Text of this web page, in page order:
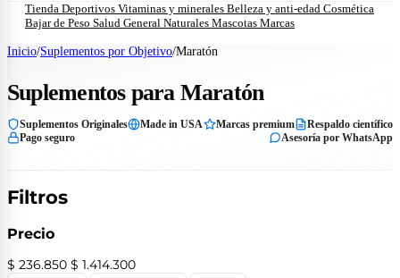
Tienda Deportivos Vitaminas y minerales Belleza y anti-edad Cosmética
Bajar de Peso Salud General Naturales Mascotas Marcas
Inicio/Suplementos por Objetivo/Maratón
Suplementos para Maratón
Suplementos Originales Made in USA Marcas premium
Respaldo científico
Pago seguro
Asesoría por WhatsApp
Filtros
Precio
$ 236.850 $ 1.414.300